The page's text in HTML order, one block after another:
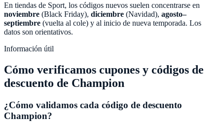
En tiendas de Sport, los códigos nuevos suelen concentrarse en
noviembre (Black Friday), diciembre (Navidad), agosto–
septiembre (vuelta al cole) y al inicio de nueva temporada. Los
datos son orientativos.
Información útil
Cómo verificamos cupones y códigos de
descuento de Champion
¿Cómo validamos cada código de descuento
Champion?